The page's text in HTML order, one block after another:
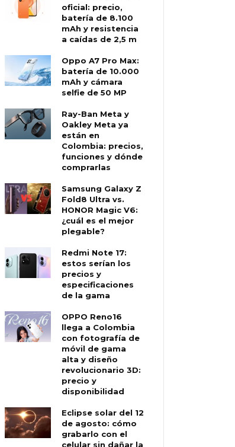
oficial: precio,
batería de 8.100
mAh y resistencia
a caídas de 2,5 m
Oppo A7 Pro Max:
batería de 10.000
mAh y cámara
selfie de 50 MP
Ray-Ban Meta y
Oakley Meta ya
están en
Colombia: precios,
funciones y dónde
comprarlas
Samsung Galaxy Z
Fold8 Ultra vs.
HONOR Magic V6:
¿cuál es el mejor
plegable?
Redmi Note 17:
estos serían los
precios y
especificaciones
de la gama
OPPO Reno16
llega a Colombia
con fotografía de
móvil de gama
alta y diseño
revolucionario 3D:
precio y
disponibilidad
Eclipse solar del 12
de agosto: cómo
grabarlo con el
celular sin dañar la